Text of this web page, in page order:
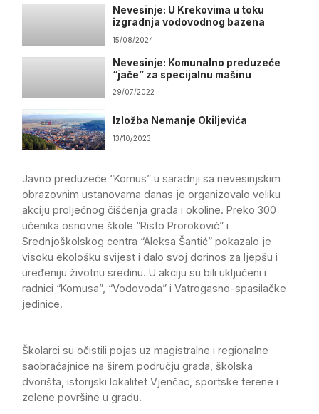
Nevesinje: U Krekovima u toku
izgradnja vodovodnog bazena
15/08/2024
Nevesinje: Komunalno preduzeće
“jače” za specijalnu mašinu
29/07/2022
Izložba Nemanje Okiljevića
13/10/2023
Javno preduzeće “Komus” u saradnji sa nevesinjskim
obrazovnim ustanovama danas je organizovalo veliku
akciju proljećnog čišćenja grada i okoline. Preko 300
učenika osnovne škole “Risto Proroković” i
Srednjoškolskog centra “Aleksa Šantić” pokazalo je
visoku ekološku svijest i dalo svoj dorinos za ljepšu i
uređeniju životnu sredinu. U akciju su bili uključeni i
radnici “Komusa”, “Vodovoda” i Vatrogasno-spasilačke
jedinice.
Školarci su očistili pojas uz magistralne i regionalne
saobraćajnice na širem području grada, školska
dvorišta, istorijski lokalitet Vjenčac, sportske terene i
zelene površine u gradu.